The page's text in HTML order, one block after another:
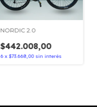
NORDIC 2.0
$442.008,00
6 x $73.668,00 sin interés